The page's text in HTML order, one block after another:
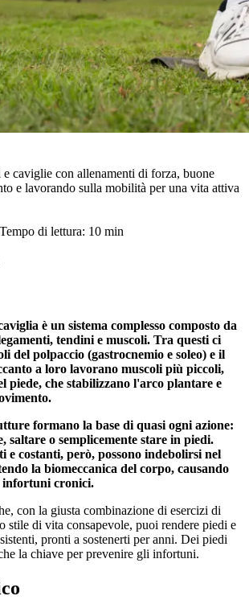
caviglie con allenamenti di forza, buone
e lavorando sulla mobilità per una vita attiva
di lettura: 10 min
è un sistema complesso composto da
tendini e muscoli. Tra questi ci
del polpaccio (gastrocnemio e soleo) e il
a loro lavorano muscoli più piccoli,
piede, che stabilizzano l'arco plantare e
formano la base di quasi ogni azione:
saltare o semplicemente stare in piedi.
e costanti, però, possono indebolirsi nel
la biomeccanica del corpo, causando
infortuni cronici.
con la giusta combinazione di esercizi di
stile di vita consapevole, puoi rendere piedi e
pronti a sostenerti per anni. Dei piedi
la chiave per prevenire gli infortuni.